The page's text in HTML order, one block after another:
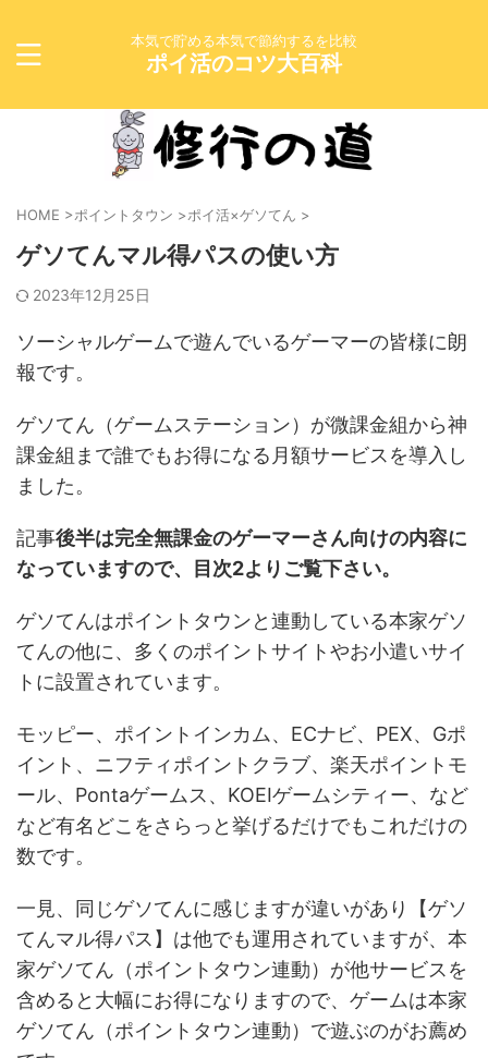
本気で貯める本気で節約するを比較
ポイ活のコツ大百科
HOME >ポイントタウン >ポイ活×ゲソてん >
ゲソてんマル得パスの使い方
2023年12月25日
ソーシャルゲームで遊んでいるゲーマーの皆様に朗
報です。
ゲソてん（ゲームステーション）が微課金組から神
課金組まで誰でもお得になる月額サービスを導入し
ました。
記事後半は完全無課金のゲーマーさん向けの内容に
なっていますので、目次2よりご覧下さい。
ゲソてんはポイントタウンと連動している本家ゲソ
てんの他に、多くのポイントサイトやお小遣いサイ
トに設置されています。
モッピー、ポイントインカム、ECナビ、PEX、Gポ
イント、ニフティポイントクラブ、楽天ポイントモ
ール、Pontaゲームス、KOEIゲームシティー、など
など有名どこをさらっと挙げるだけでもこれだけの
数です。
一見、同じゲソてんに感じますが違いがあり【ゲソ
てんマル得パス】は他でも運用されていますが、本
家ゲソてん（ポイントタウン連動）が他サービスを
含めると大幅にお得になりますので、ゲームは本家
ゲソてん（ポイントタウン連動）で遊ぶのがお薦め